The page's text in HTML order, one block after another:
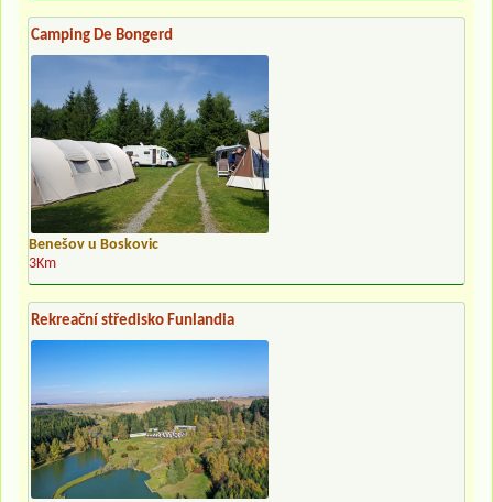
Camping De Bongerd
Benešov u Boskovic
3Km
Rekreační středisko Funlandia